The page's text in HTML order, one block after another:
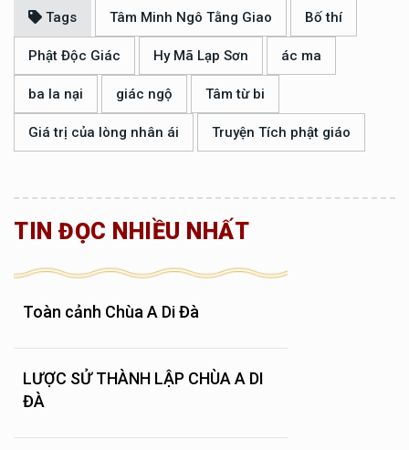
Tags Tâm Minh Ngô Tằng Giao Bố thí
Phật Độc Giác Hy Mã Lạp Sơn ác ma
ba la nại giác ngộ Tâm từ bi
Giá trị của lòng nhân ái Truyện Tích phật giáo
TIN ĐỌC NHIỀU NHẤT
Toàn cảnh Chùa A Di Đà
LƯỢC SỬ THÀNH LẬP CHÙA A DI
ĐÀ